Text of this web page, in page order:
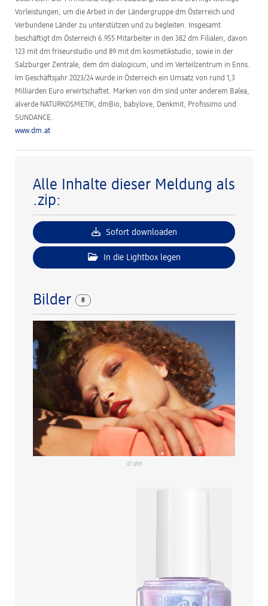
Vorleistungen, um die Arbeit in der Ländergruppe dm Österreich und
Verbundene Länder zu unterstützen und zu begleiten. Insgesamt
beschäftigt dm Österreich 6.955 Mitarbeiter in den 382 dm Filialen, davon
123 mit dm friseurstudio und 89 mit dm kosmetikstudio, sowie in der
Salzburger Zentrale, dem dm dialogicum, und im Verteilzentrum in Enns.
Im Geschäftsjahr 2023/24 wurde in Österreich ein Umsatz von rund 1,3
Milliarden Euro erwirtschaftet. Marken von dm sind unter anderem Balea,
alverde NATURKOSMETIK, dmBio, babylove, Denkmit, Profissimo und
SUNDANCE.
www.dm.at
Alle Inhalte dieser Meldung als
.zip:
Sofort downloaden
In die Lightbox legen
Bilder 8
© dm